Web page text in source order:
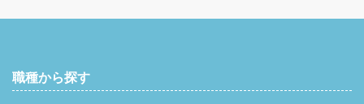
職種から探す